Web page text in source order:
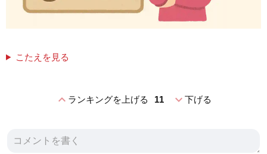
こたえを見る
expand_lessランキングを上げる 11 expand_more下げる